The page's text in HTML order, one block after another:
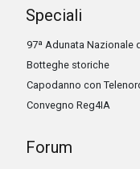
Speciali
97ª Adunata Nazionale
Botteghe storiche
Capodanno con
Convegno Reg4IA
Forum